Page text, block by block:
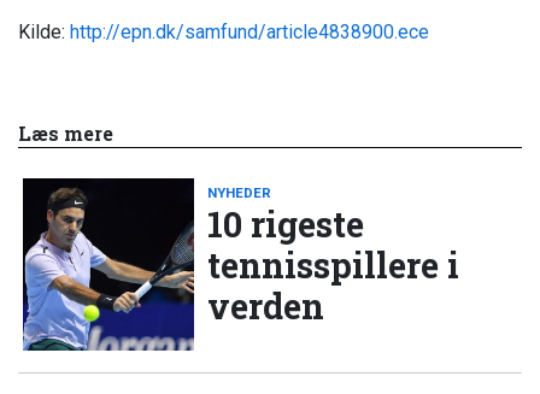
Kilde: http://epn.dk/samfund/article4838900.ece
Læs mere
NYHEDER
10 rigeste
tennisspillere i
verden